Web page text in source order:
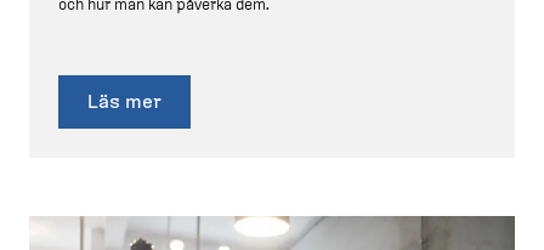
och hur man kan påverka dem.
Läs mer